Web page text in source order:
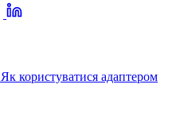
Як користуватися адаптером